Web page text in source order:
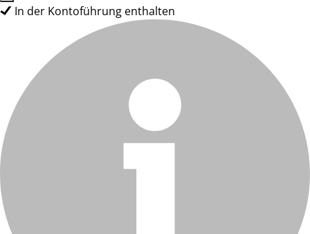
In der Kontoführung enthalten